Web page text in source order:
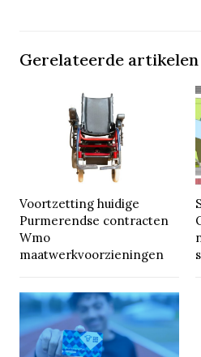
Gerelateerde artikelen
Voortzetting huidige
Purmerendse contracten
Wmo
maatwerkvoorzieningen